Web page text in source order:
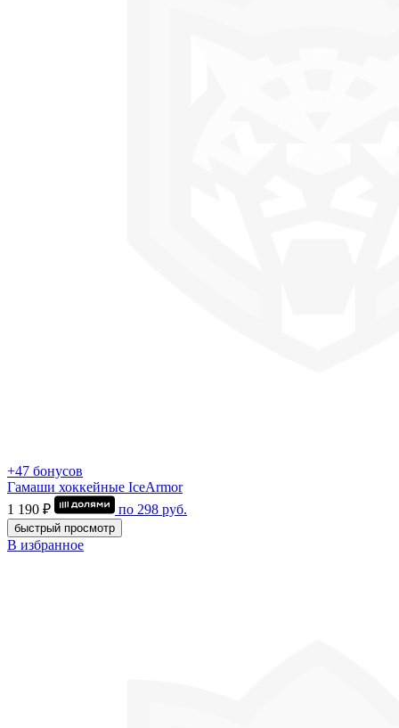
+47 бонусов
Гамаши хоккейные IceArmor
1 190 ₽
по 298 руб.
быстрый просмотр
В избранное